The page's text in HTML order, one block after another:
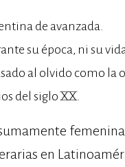
de avanzada.
su época, ni su
al olvido como la
del siglo XX.
en